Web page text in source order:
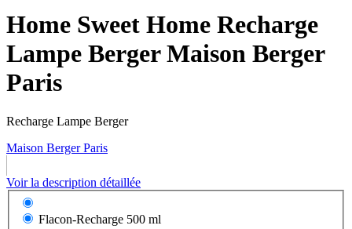
Home Sweet Home Recharge
Lampe Berger Maison Berger
Paris
Recharge Lampe Berger
Maison Berger Paris
Voir la description détaillée
Flacon-Recharge 500 ml